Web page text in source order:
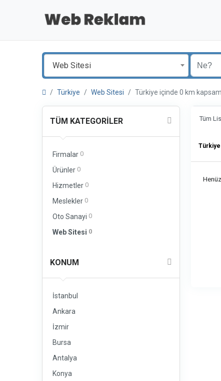
Web Sitesi
Türkiye Web Sitesi Türkiye içinde 0 km
TÜM KATEGORILER
Firmalar 0
Ürünler 0
Hizmetler 0
Meslekler 0
Oto Sanayi 0
Web Sitesi 0
KONUM
İstanbul
Ankara
İzmir
Bursa
Antalya
Konya
Tüm
Türkiye